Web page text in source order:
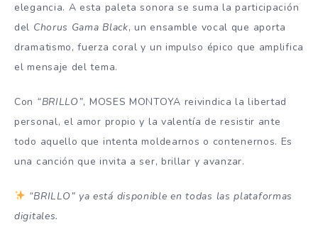
elegancia. A esta paleta sonora se suma la participación
del Chorus Gama Black, un ensamble vocal que aporta
dramatismo, fuerza coral y un impulso épico que amplifica
el mensaje del tema.
Con “BRILLO”, MOSES MONTOYA reivindica la libertad
personal, el amor propio y la valentía de resistir ante
todo aquello que intenta moldearnos o contenernos. Es
una canción que invita a ser, brillar y avanzar.
“BRILLO” ya está disponible en todas las plataformas
digitales.